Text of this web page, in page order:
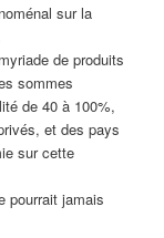
sur la
de produits
sommes
de 40 à 100%,
et des pays
sur cette
pourrait jamais